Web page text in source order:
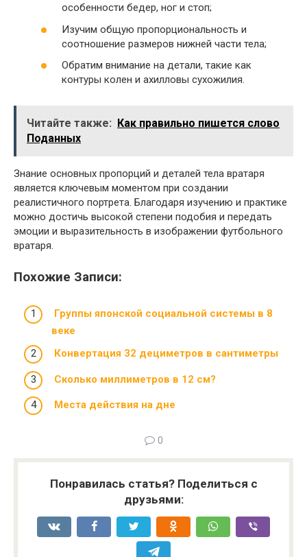
особенности бедер, ног и стоп;
Изучим общую пропорциональность и
соотношение размеров нижней части тела;
Обратим внимание на детали, такие как
контуры колен и ахилловы сухожилия.
Читайте также: Как правильно пишется слово
Поданных
Знание основных пропорций и деталей тела вратаря
является ключевым моментом при создании
реалистичного портрета. Благодаря изучению и практике
можно достичь высокой степени подобия и передать
эмоции и выразительность в изображении футбольного
вратаря.
Похожие Записи:
Группы японской социальной системы в 8
веке
Конвертация 32 дециметров в сантиметры
Сколько миллиметров в 12 см?
Места действия на дне
0
Понравилась статья? Поделиться с
друзьями: